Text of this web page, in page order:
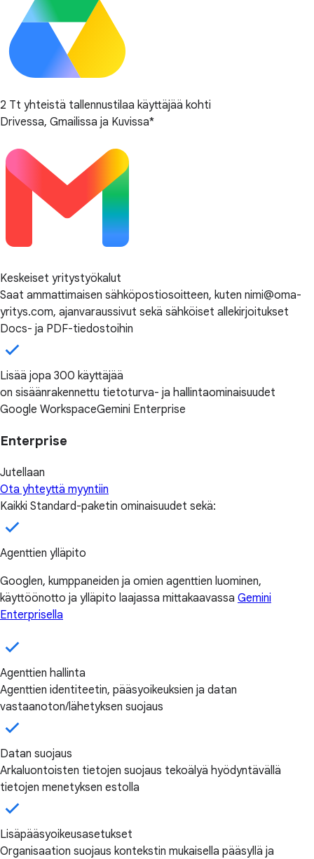
2 Tt yhteistä tallennustilaa käyttäjää kohti
Drivessa, Gmailissa ja Kuvissa*
Keskeiset yritystyökalut
Saat ammattimaisen sähköpostiosoitteen, kuten nimi@oma-
yritys.com, ajanvaraussivut sekä sähköiset allekirjoitukset
Docs- ja PDF-tiedostoihin
Lisää jopa 300 käyttäjää
on sisäänrakennettu tietoturva- ja hallintaominaisuudet
Google WorkspaceGemini Enterprise
Enterprise
Jutellaan
Ota yhteyttä myyntiin
Kaikki Standard-paketin ominaisuudet sekä:
Agenttien ylläpito
Googlen, kumppaneiden ja omien agenttien luominen,
käyttöönotto ja ylläpito laajassa mittakaavassa Gemini
Enterprisella
Agenttien hallinta
Agenttien identiteetin, pääsyoikeuksien ja datan
vastaanoton/lähetyksen suojaus
Datan suojaus
Arkaluontoisten tietojen suojaus tekoälyä hyödyntävällä
tietojen menetyksen estolla
Lisäpääsyoikeusasetukset
Organisaation suojaus kontekstin mukaisella pääsyllä ja